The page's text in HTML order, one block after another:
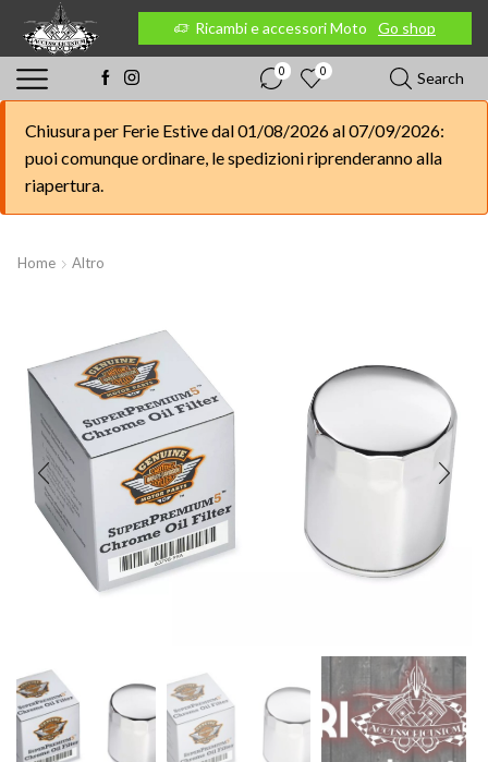
Go shop Ricambi e accessori Moto Go shop
0 0 Search
Chiusura per Ferie Estive dal 01/08/2026 al 07/09/2026:
puoi comunque ordinare, le spedizioni riprenderanno alla
riapertura.
Home Altro